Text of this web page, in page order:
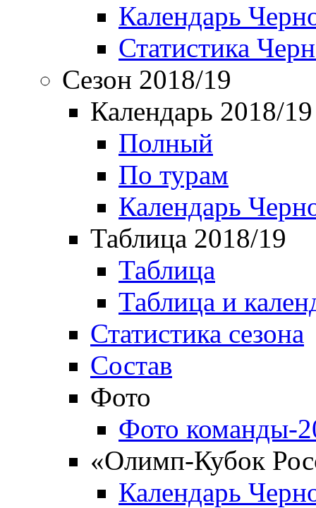
Календарь
Статистика
Сезон 2018/19
Календарь 2018/19
Полный
По турам
Календарь
Таблица 2018/19
Таблица
Таблица и
Статистика сезона
Состав
Фото
Фото команды-
«Олимп-Кубок
Календарь